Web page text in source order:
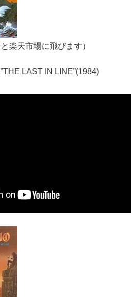
楽天市場に飛びます）
LAST IN LINE”(1984)